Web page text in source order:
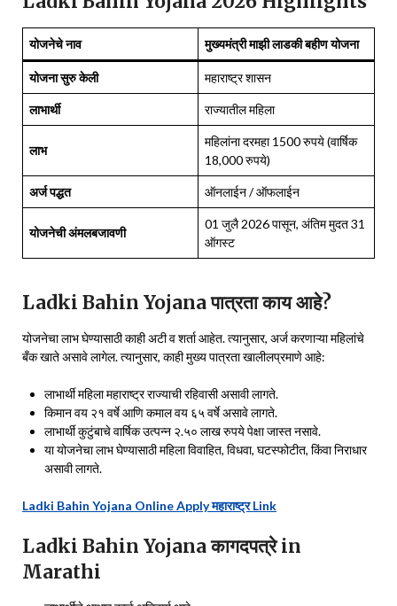
योजनेचे नाव मुख्यमंत्री माझी लाडकी बहीण योजना
योजना सुरु केली महाराष्ट्र शासन
लाभार्थी राज्यातील महिला
लाभ
महिलांना दरमहा 1500 रुपये (वार्षिक
18,000 रुपये)
अर्ज पद्धत ऑनलाईन / ऑफलाईन
योजनेची अंमलबजावणी
01 जुलै 2026 पासून, अंतिम मुदत 31
ऑगस्ट
Ladki Bahin Yojana पात्रता काय आहे?
योजनेचा लाभ घेण्यासाठी काही अटी व शर्ता आहेत. त्यानुसार, अर्ज करणाऱ्या महिलांचे
बँक खाते असावे लागेल. त्यानुसार, काही मुख्य पात्रता खालीलप्रमाणे आहे:
लाभार्थी महिला महाराष्ट्र राज्याची रहिवासी असावी लागते.
किमान वय २१ वर्षे आणि कमाल वय ६५ वर्षे असावे लागते.
लाभार्थी कुटुंबाचे वार्षिक उत्पन्न २.५० लाख रुपये पेक्षा जास्त नसावे.
या योजनेचा लाभ घेण्यासाठी महिला विवाहित, विधवा, घटस्फोटीत, किंवा निराधार
असावी लागते.
Ladki Bahin Yojana Online Apply महाराष्ट्र Link
Ladki Bahin Yojana कागदपत्रे in
Marathi